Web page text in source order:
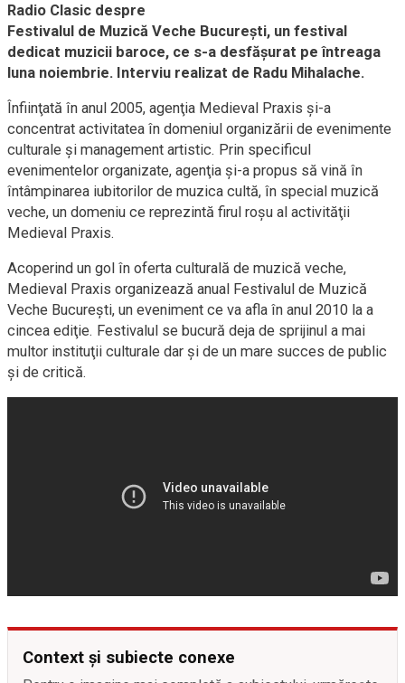
Radio Clasic despre
Festivalul de Muzică Veche Bucureşti, un festival
dedicat muzicii baroce, ce s-a desfăşurat pe întreaga
luna noiembrie. Interviu realizat de Radu Mihalache.
Înfiinţată în anul 2005, agenţia Medieval Praxis şi-a
concentrat activitatea în domeniul organizării de evenimente
culturale şi management artistic. Prin specificul
evenimentelor organizate, agenţia şi-a propus să vină în
întâmpinarea iubitorilor de muzica cultă, în special muzică
veche, un domeniu ce reprezintă firul roşu al activităţii
Medieval Praxis.
Acoperind un gol în oferta culturală de muzică veche,
Medieval Praxis organizează anual Festivalul de Muzică
Veche Bucureşti, un eveniment ce va afla în anul 2010 la a
cincea ediţie. Festivalul se bucură deja de sprijinul a mai
multor instituţii culturale dar şi de un mare succes de public
şi de critică.
Context și subiecte conexe